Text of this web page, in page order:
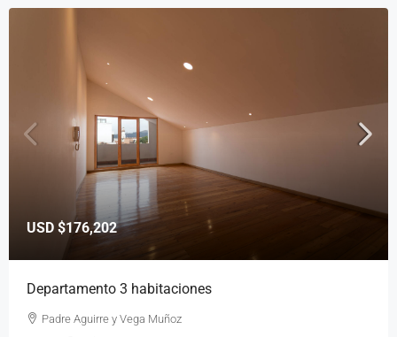
USD $176,202
Departamento 3 habitaciones
Padre Aguirre y Vega Muñoz